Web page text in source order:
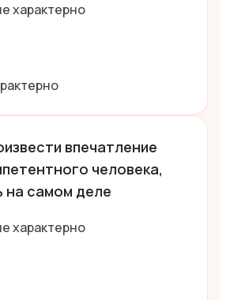
характерно
впечатление
человека,
на самом деле
характерно